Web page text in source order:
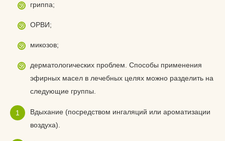
гриппа;
ОРВИ;
микозов;
дерматологических проблем. Способы применения
эфирных масел в лечебных целях можно разделить на
следующие группы.
Вдыхание (посредством ингаляций или ароматизации
воздуха).